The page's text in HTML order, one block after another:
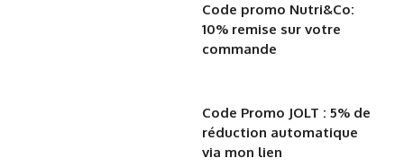
Code promo Nutri&Co:
10% remise sur votre
commande
Code Promo JOLT : 5% de
réduction automatique
via mon lien